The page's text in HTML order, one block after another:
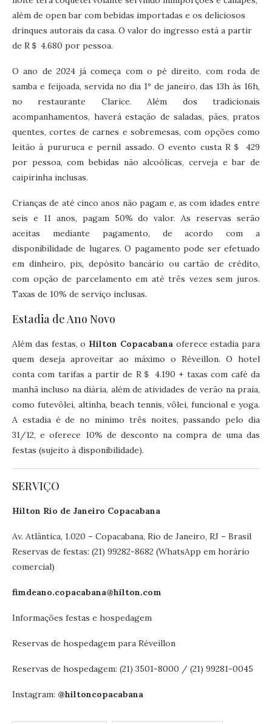
além de open bar com bebidas importadas e os deliciosos
drinques autorais da casa. O valor do ingresso está a partir
de R＄ 4.680 por pessoa.
O ano de 2024 já começa com o pé direito, com roda de
samba e feijoada, servida no dia 1º de janeiro, das 13h às 16h,
no restaurante Clarice. Além dos tradicionais
acompanhamentos, haverá estação de saladas, pães, pratos
quentes, cortes de carnes e sobremesas, com opções como
leitão à pururuca e pernil assado. O evento custa R＄ 429
por pessoa, com bebidas não alcoólicas, cerveja e bar de
caipirinha inclusas.
Crianças de até cinco anos não pagam e, as com idades entre
seis e 11 anos, pagam 50% do valor. As reservas serão
aceitas mediante pagamento, de acordo com a
disponibilidade de lugares. O pagamento pode ser efetuado
em dinheiro, pix, depósito bancário ou cartão de crédito,
com opção de parcelamento em até três vezes sem juros.
Taxas de 10% de serviço inclusas.
Estadia de Ano Novo
Além das festas, o Hilton Copacabanaoferece estadia para
quem deseja aproveitar ao máximo o Réveillon. O hotel
conta com tarifas a partir de R＄ 4.190 + taxas com café da
manhã incluso na diária, além de atividades de verão na praia,
como futevôlei, altinha, beach tennis, vôlei, funcional e yoga.
A estadia é de no mínimo três noites, passando pelo dia
31/12, e oferece 10% de desconto na compra de uma das
festas (sujeito à disponibilidade).
SERVIÇO
Hilton Rio de Janeiro Copacabana
Av. Atlântica, 1.020 – Copacabana, Rio de Janeiro, RJ – Brasil
Reservas de festas: (21) 99282-8682 (WhatsApp em horário
comercial)
fimdeano.copacabana@hilton.com
Informações festas e hospedagem
Reservas de hospedagem para Réveillon
Reservas de hospedagem: (21) 3501-8000 / (21) 99281-0045
Instagram: @hiltoncopacabana